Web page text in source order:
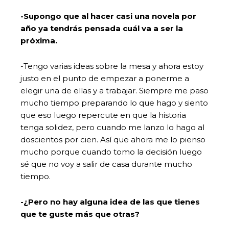
-Supongo que al hacer casi una novela por
año ya tendrás pensada cuál va a ser la
próxima.
-Tengo varias ideas sobre la mesa y ahora estoy
justo en el punto de empezar a ponerme a
elegir una de ellas y a trabajar. Siempre me paso
mucho tiempo preparando lo que hago y siento
que eso luego repercute en que la historia
tenga solidez, pero cuando me lanzo lo hago al
doscientos por cien. Así que ahora me lo pienso
mucho porque cuando tomo la decisión luego
sé que no voy a salir de casa durante mucho
tiempo.
-¿Pero no hay alguna idea de las que tienes
que te guste más que otras?